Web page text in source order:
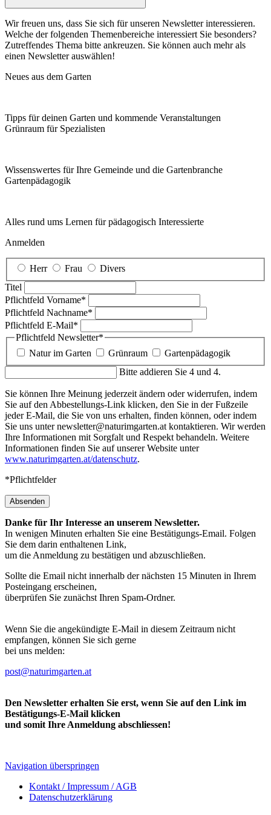
Wir freuen uns, dass Sie sich für unseren Newsletter interessieren.
Welche der folgenden Themenbereiche interessiert Sie besonders?
Zutreffendes Thema bitte ankreuzen. Sie können auch mehr als
einen Newsletter auswählen!
Neues aus dem Garten
Tipps für deinen Garten und kommende Veranstaltungen
Grünraum für Spezialisten
Wissenswertes für Ihre Gemeinde und die Gartenbranche
Garten­pädagogik
Alles rund ums Lernen für pädagogisch Interessierte
Anmelden
Herr Frau
Divers
Titel
Pflichtfeld Vorname*
Pflichtfeld Nachname*
Pflichtfeld E-Mail*
Pflichtfeld Newsletter*
Natur im Garten
Grünraum
Gartenpädagogik
Bitte addieren Sie 4 und 4.
Sie können Ihre Meinung jederzeit ändern oder widerrufen, indem
Sie auf den Abbestellungs-Link klicken, den Sie in der Fußzeile
jeder E-Mail, die Sie von uns erhalten, finden können, oder indem
Sie uns unter newsletter@naturimgarten.at kontaktieren. Wir werden
Ihre Informationen mit Sorgfalt und Respekt behandeln. Weitere
Informationen finden Sie auf unserer Website unter
www.naturimgarten.at/datenschutz.
*Pflichtfelder
Absenden
Danke für Ihr Interesse an unserem Newsletter.
In wenigen Minuten erhalten Sie eine Bestätigungs-Email. Folgen
Sie dem darin enthaltenen Link,
um die Anmeldung zu bestätigen und abzuschließen.
Sollte die Email nicht innerhalb der nächsten 15 Minuten in Ihrem
Posteingang erscheinen,
überprüfen Sie zunächst Ihren Spam-Ordner.
Wenn Sie die angekündigte E-Mail in diesem Zeitraum nicht
empfangen, können Sie sich gerne
bei uns melden:
post@naturimgarten.at
Den Newsletter erhalten Sie erst, wenn Sie auf den Link im
Bestätigungs-E-Mail klicken
und somit Ihre Anmeldung abschliessen!
Navigation überspringen
Kontakt / Impressum / AGB
Datenschutzerklärung